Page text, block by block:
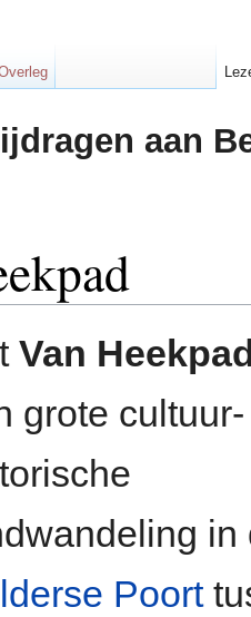
aan
Van
grote cultuur-
in
Poort